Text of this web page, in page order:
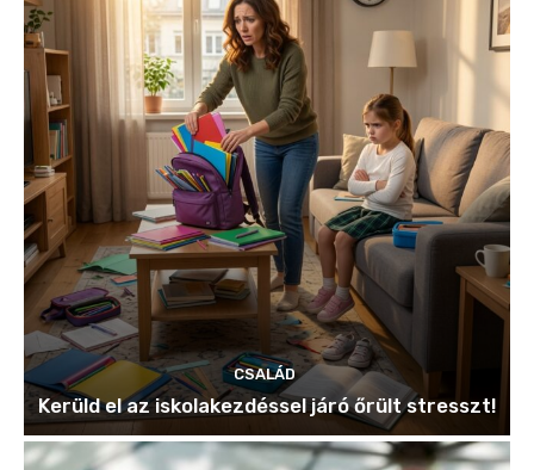
CSALÁD
Kerüld el az iskolakezdéssel járó őrült stresszt!